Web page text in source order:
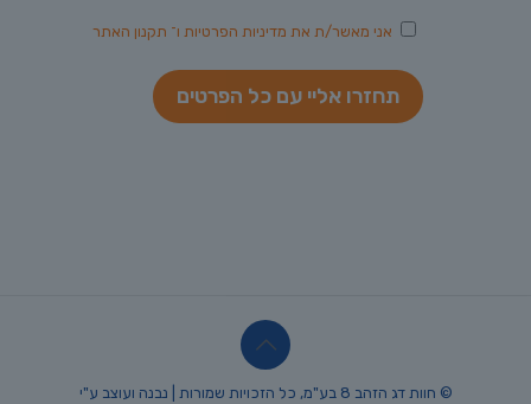
אני מאשר/ת את מדיניות הפרטיותו־ תקנון האתר
© חוות דג הזהב 8 בע"מ, כל הזכויות שמורות | נבנה ועוצב ע"י